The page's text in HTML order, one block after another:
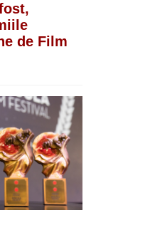
de Film